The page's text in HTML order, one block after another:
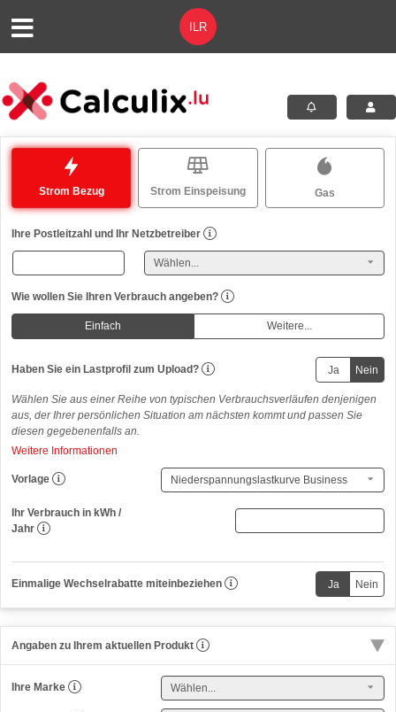
Strom Bezug Strom Einspeisung Gas
Ihre Postleitzahl und Ihr Netzbetreiber
Wie wollen Sie Ihren Verbrauch angeben?
Einfach Weitere...
Haben Sie ein Lastprofil zum Upload?
Wählen Sie aus einer Reihe von typischen Verbrauchsverläufen denjenigen
aus, der Ihrer persönlichen Situation am nächsten kommt und passen Sie
diesen gegebenenfalls an.
Weitere Informationen
Vorlage
Ihr Verbrauch in kWh /
Jahr (
n
r
i
c
Einmalige Wechselrabatte miteinbeziehen
Angaben zu Ihrem aktuellen Produkt
Ihre Marke